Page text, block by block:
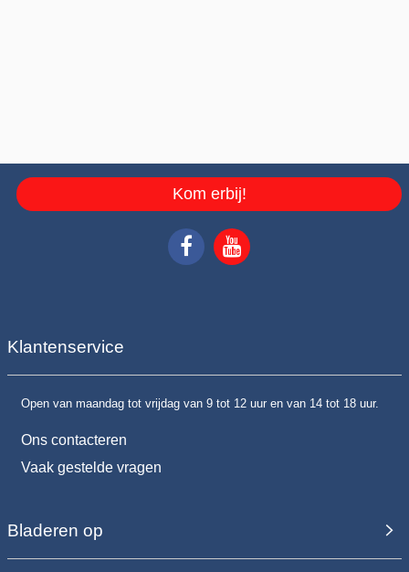
Kom erbij!
Klantenservice
Open van maandag tot vrijdag van 9 tot 12 uur en van 14 tot 18 uur.
Ons contacteren
Vaak gestelde vragen
Bladeren op